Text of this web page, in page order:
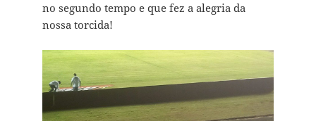
no segundo tempo e que fez a alegria da
nossa torcida!